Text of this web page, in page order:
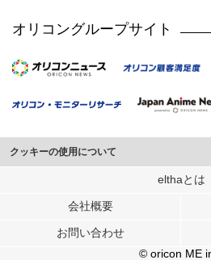
オリコングループサイト
クッキーの使用について
このサイトでは Cookie を使用して、ユーザ
行っています。
メディアや広告配信、データ解析の各パート
各パートナーは、この情報とユーザーが各パ
elthaとは
会社概要
お問い合わせ
© oricon ME